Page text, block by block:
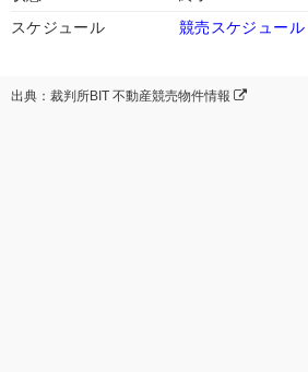
スケジュール
競売スケジュール
出典：裁判所BIT 不動産競売物件情報